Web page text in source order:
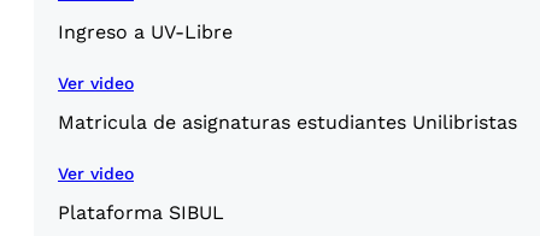
Ingreso a UV-Libre
Ver video
Matricula de asignaturas estudiantes Unilibristas
Ver video
Plataforma SIBUL